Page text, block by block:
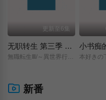
更新至6集
无职转生 第三季 ～到了异世界就拿出真本事～
無職転生Ⅲ/～異世界行ったら本気だす～/
新番